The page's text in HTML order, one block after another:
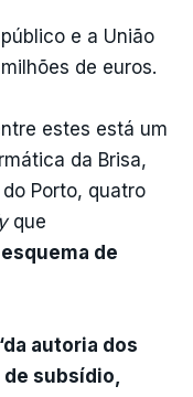
e a União
de euros.
estes está um
da Brisa,
Porto, quatro
que
de
autoria dos
subsídio,